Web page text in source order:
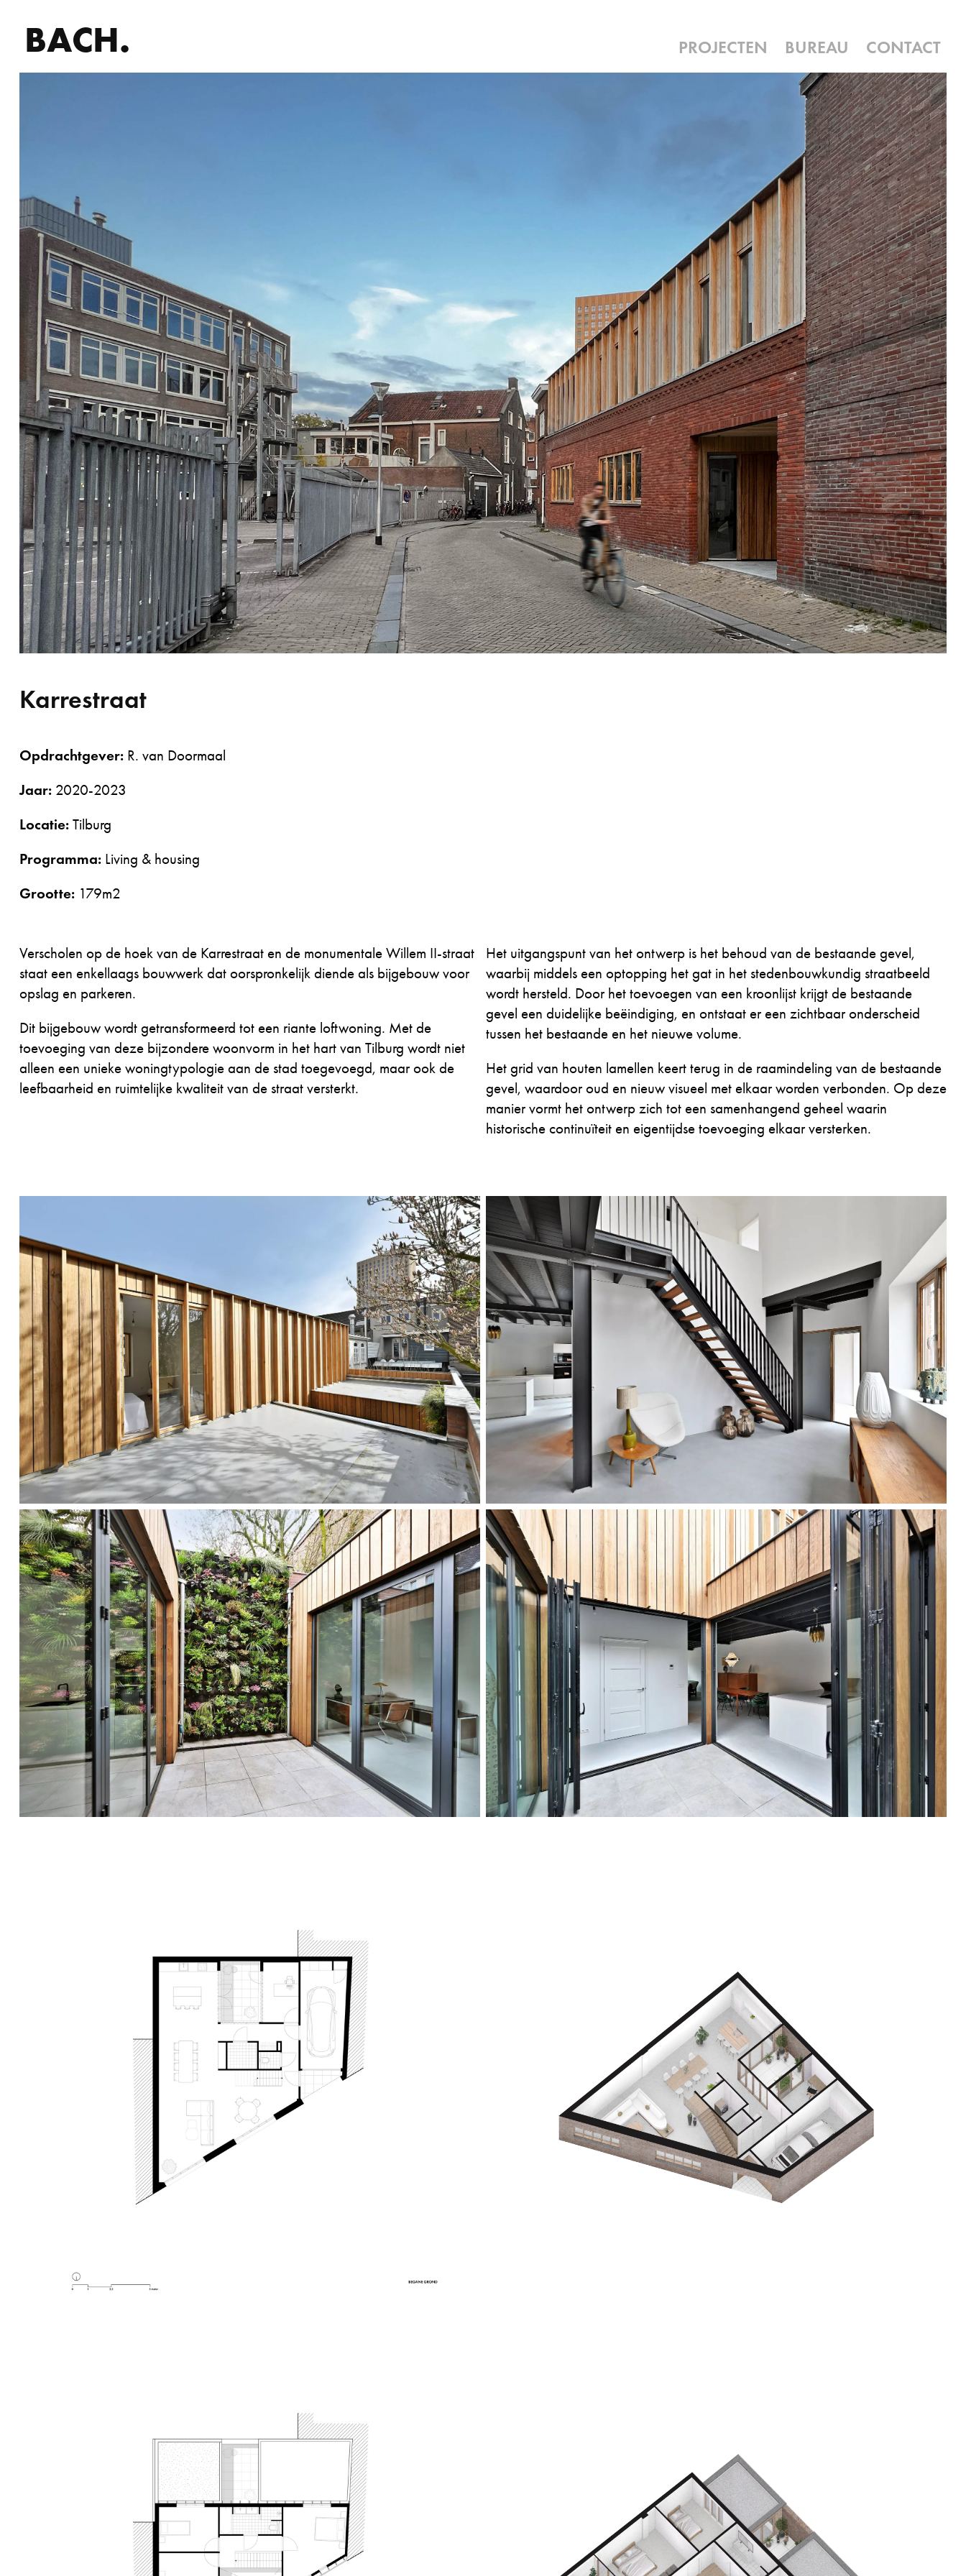
BACH. PROJECTEN BUREAU CONTACT
Karrestraat
Opdrachtgever:R. van Doormaal
Jaar:2020-2023
Locatie:Tilburg
Programma:Living & housing
Grootte:179m2
Verscholen op de hoek van de Karrestraat en de monumentale Willem II-straat
staat een enkellaags bouwwerk dat oorspronkelijk diende als bijgebouw voor
opslag en parkeren.
Dit bijgebouw wordt getransformeerd tot een riante loftwoning. Met de
toevoeging van deze bijzondere woonvorm in het hart van Tilburg wordt niet
alleen een unieke woningtypologie aan de stad toegevoegd, maar ook de
leefbaarheid en ruimtelijke kwaliteit van de straat versterkt.
Het uitgangspunt van het ontwerp is het behoud van de bestaande gevel,
waarbij middels een optopping het gat in het stedenbouwkundig straatbeeld
wordt hersteld. Door het toevoegen van een kroonlijst krijgt de bestaande
gevel een duidelijke beëindiging, en ontstaat er een zichtbaar onderscheid
tussen het bestaande en het nieuwe volume.
Het grid van houten lamellen keert terug in de raamindeling van de bestaande
gevel, waardoor oud en nieuw visueel met elkaar worden verbonden. Op deze
manier vormt het ontwerp zich tot een samenhangend geheel waarin
historische continuïteit en eigentijdse toevoeging elkaar versterken.